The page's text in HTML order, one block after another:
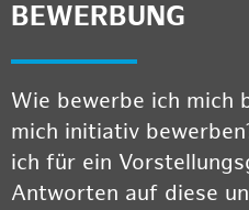
BEWERBUNG
Wie bewerbe ich mich
mich initiativ
ich für ein
Antworten auf diese